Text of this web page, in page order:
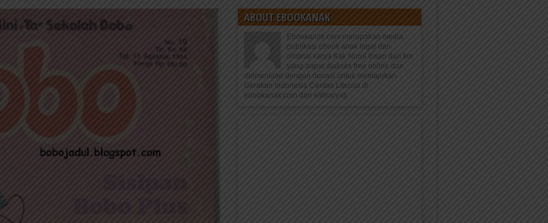
ABOUT EBOOKANAK
Ebookanak.com merupakan media
publikasi ebook anak legal dan
orisinal karya Kak Nurul Ihsan dan tim
yang dapat diakses free online dan
didownload dengan donasi untuk memajukan
Gerakan Indonesia Cerdas Literasi di
ebookanak.com dan elibrary.id.